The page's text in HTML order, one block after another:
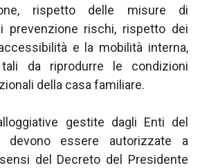
rispetto delle misure di
prevenzione rischi, rispetto dei
e la mobilità interna,
da riprodurre le condizioni
della casa familiare.
gestite dagli Enti del
devono essere autorizzate a
del Decreto del Presidente